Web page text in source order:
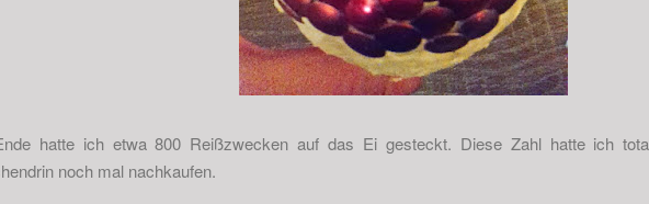
hatte ich etwa 800 Reißzwecken auf das Ei gesteckt. Diese Zahl hatte ich
noch mal nachkaufen.